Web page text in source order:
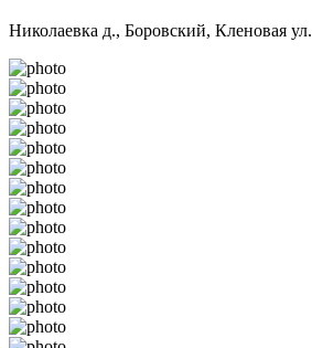
Николаевка д., Боровский, Кленовая ул.